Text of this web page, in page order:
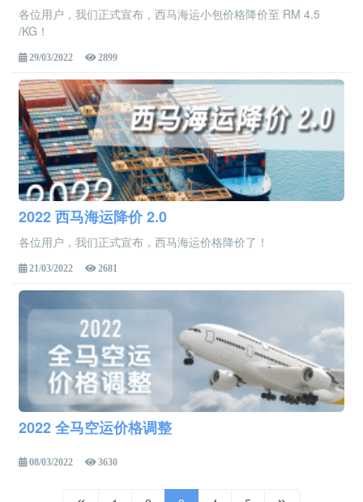
各位用户，我们正式宣布，西马海运小包价格降价至 RM 4.5
/KG！
29/03/2022 2899
2022 西马海运降价 2.0
各位用户，我们正式宣布，西马海运价格降价了！
21/03/2022 2681
2022 全马空运价格调整
08/03/2022 3630